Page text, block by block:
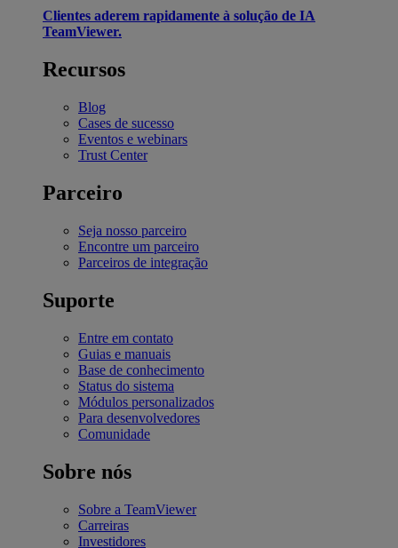
Clientes aderem rapidamente à solução de IA
TeamViewer.
Recursos
Blog
Cases de sucesso
Eventos e webinars
Trust Center
Parceiro
Seja nosso parceiro
Encontre um parceiro
Parceiros de integração
Suporte
Entre em contato
Guias e manuais
Base de conhecimento
Status do sistema
Módulos personalizados
Para desenvolvedores
Comunidade
Sobre nós
Sobre a TeamViewer
Carreiras
Investidores